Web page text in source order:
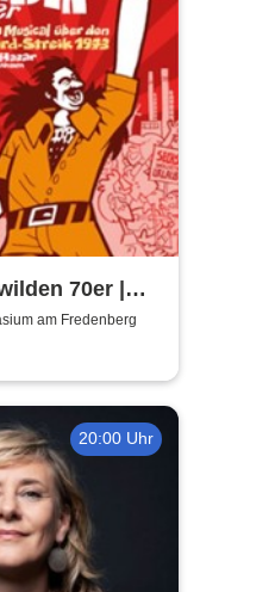
70er |
am
am Fredenberg
20:00 Uhr